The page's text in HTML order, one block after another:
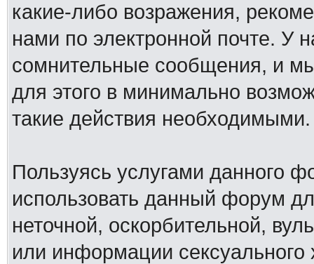
какие-либо возражения,
нами по электронной почте. У
сомнительные сообщения, и
для этого в минимально
такие действия необходимыми.
Пользуясь услугами данного
использовать данный форум
неточной, оскорбительной,
или информации